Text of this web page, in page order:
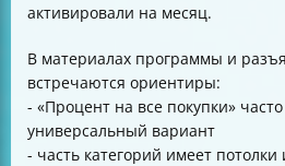
активировали на месяц.
В материалах программы и
встречаются ориентиры:
- «Процент на все покупки»
универсальный вариант
- часть категорий имеет потолки